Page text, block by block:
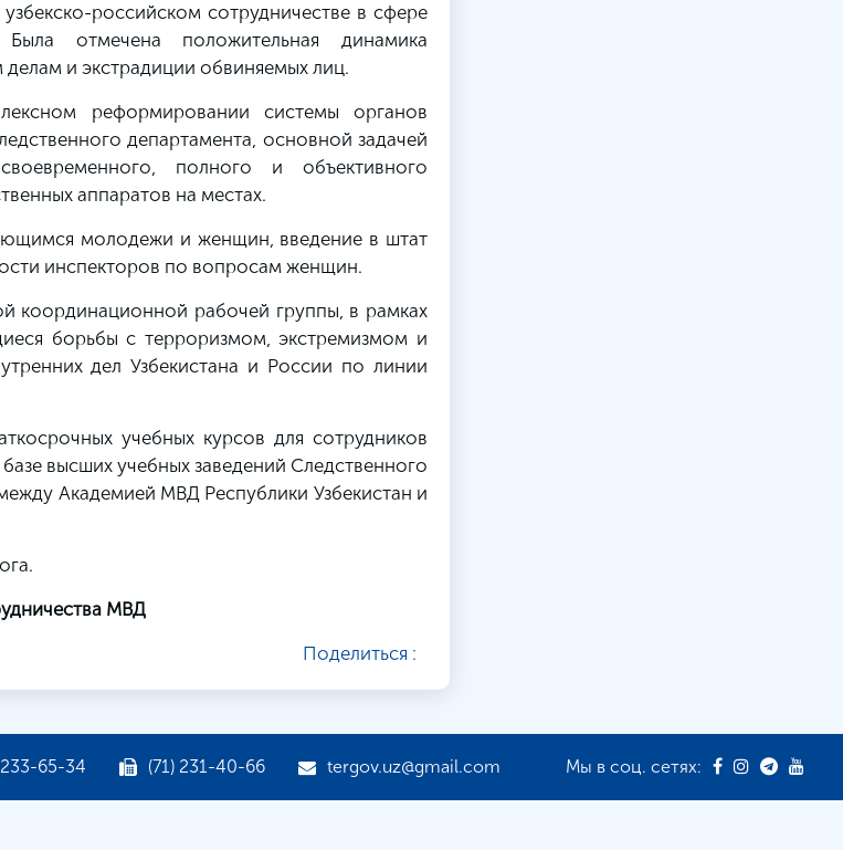
российском сотрудничестве в сфере
отмечена положительная динамика
и экстрадиции обвиняемых лиц.
реформировании системы органов
департамента, основной задачей
полного и объективного
аппаратов на местах.
молодежи и женщин, введение в штат
инспекторов по вопросам женщин.
координационной рабочей группы, в рамках
борьбы с терроризмом, экстремизмом и
дел Узбекистана и России по линии
учебных курсов для сотрудников
высших учебных заведений Следственного
Академией МВД Республики Узбекистан и
МВД
Поделиться :
233-65-34 (71) 231-40-66 tergov.uz@gmail.com Мы в соц. сетях: